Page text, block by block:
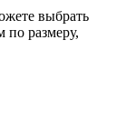
выбрать
по размеру,